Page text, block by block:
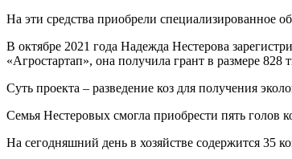
На эти средства приобрели специализированное
В октябре 2021 года Надежда Нестерова
«Агростартап», она получила грант в размере 828
Суть проекта – разведение коз для получения
Семья Нестеровых смогла приобрести пять
На сегодняшний день в хозяйстве содержится 35